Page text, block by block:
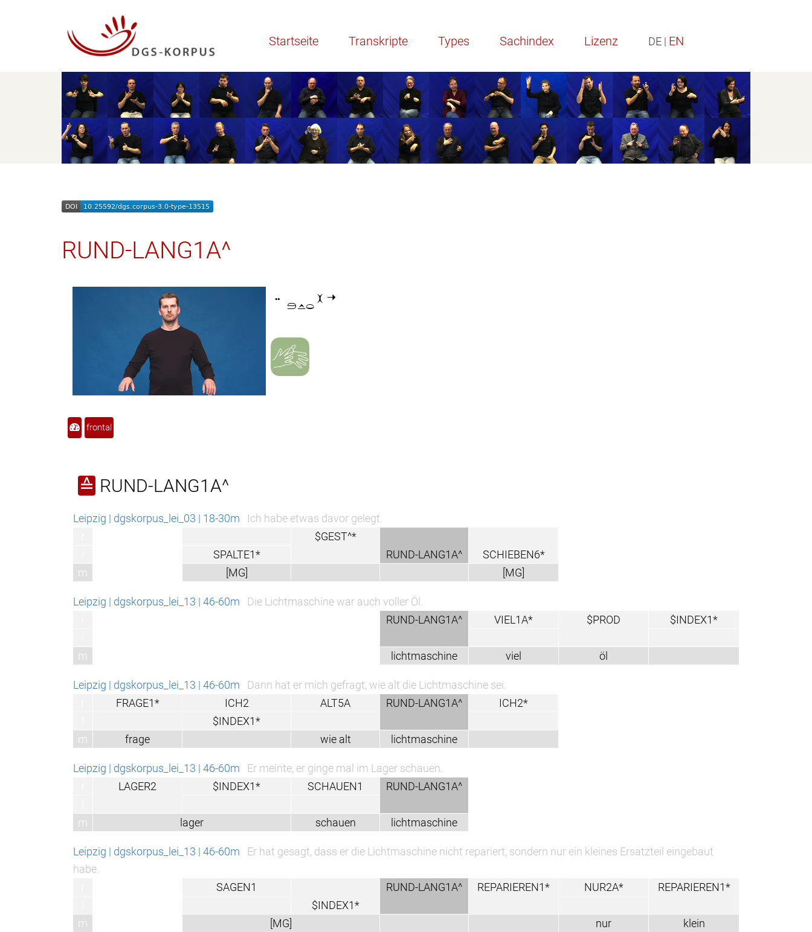
Startseite Transkripte Types Sachindex Lizenz DE | EN
RUND-LANG1A^

frontal
≙ RUND-LANG1A^
Leipzig | dgskorpus_lei_03 | 18-30m
Ich habe etwas davor gelegt.
$GEST^*
RUND-LANG1A^
SCHIEBEN6*
SPALTE1*
m
[MG] [MG]
Leipzig | dgskorpus_lei_13 | 46-60m
Die Lichtmaschine war auch voller Öl.
RUND-LANG1A^ VIEL1A* $PROD
$INDEX1*
m
lichtmaschine viel öl
Leipzig | dgskorpus_lei_13 | 46-60m
Dann hat er mich gefragt, wie alt die Lichtmaschine sei.
FRAGE1* ICH2 ALT5A RUND-LANG1A^
ICH2*
$INDEX1*
m
frage wie alt lichtmaschine
Leipzig | dgskorpus_lei_13 | 46-60m
Er meinte, er ginge mal im Lager schauen.
LAGER2 $INDEX1* SCHAUEN1
RUND-LANG1A^
m
lager schauen lichtmaschine
Leipzig | dgskorpus_lei_13 | 46-60m
Er hat gesagt, dass er die Lichtmaschine nicht repariert, sondern nur ein kleines Ersatzteil eingebaut
habe.
SAGEN1
$INDEX1*
RUND-LANG1A^ REPARIEREN1* NUR2A*
REPARIEREN1*
m
[MG] nur klein